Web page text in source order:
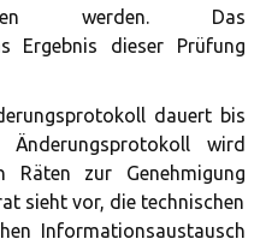
werden. Das
Ergebnis dieser Prüfung
dauert bis
wird
Räten zur Genehmigung
sieht vor, die technischen
Informationsaustausch